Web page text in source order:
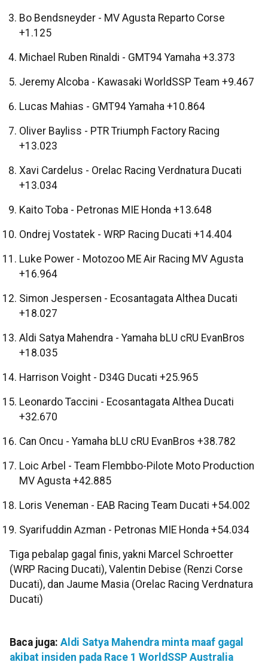
Bo Bendsneyder - MV Agusta Reparto Corse
+1.125
Michael Ruben Rinaldi - GMT94 Yamaha +3.373
Jeremy Alcoba - Kawasaki WorldSSP Team +9.467
Lucas Mahias - GMT94 Yamaha +10.864
Oliver Bayliss - PTR Triumph Factory Racing
+13.023
Xavi Cardelus - Orelac Racing Verdnatura Ducati
+13.034
Kaito Toba - Petronas MIE Honda +13.648
Ondrej Vostatek - WRP Racing Ducati +14.404
Luke Power - Motozoo ME Air Racing MV Agusta
+16.964
Simon Jespersen - Ecosantagata Althea Ducati
+18.027
Aldi Satya Mahendra - Yamaha bLU cRU EvanBros
+18.035
Harrison Voight - D34G Ducati +25.965
Leonardo Taccini - Ecosantagata Althea Ducati
+32.670
Can Oncu - Yamaha bLU cRU EvanBros +38.782
Loic Arbel - Team Flembbo-Pilote Moto Production
MV Agusta +42.885
Loris Veneman - EAB Racing Team Ducati +54.002
Syarifuddin Azman - Petronas MIE Honda +54.034
Tiga pebalap gagal finis, yakni Marcel Schroetter
(WRP Racing Ducati), Valentin Debise (Renzi Corse
Ducati), dan Jaume Masia (Orelac Racing Verdnatura
Ducati)
Baca juga: Aldi Satya Mahendra minta maaf gagal
akibat insiden pada Race 1 WorldSSP Australia